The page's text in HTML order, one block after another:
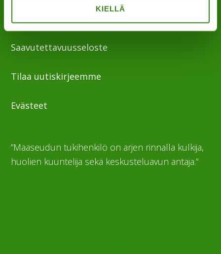
KIELLÄ
Saavutettavuusseloste
Tilaa uutiskirjeemme
Evästeet
”Maaseudun tukihenkilö on arjen rinnalla kulkija,
huolien kuuntelija sekä keskusteluavun antaja.”